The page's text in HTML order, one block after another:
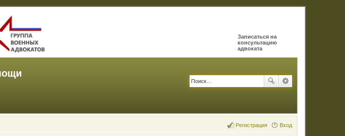
Записаться на
консультацию
адвоката
Вход
Регистрация